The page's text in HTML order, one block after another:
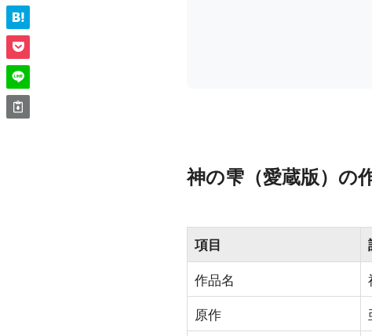
神の雫（愛蔵版）の
項目
作品名
原作